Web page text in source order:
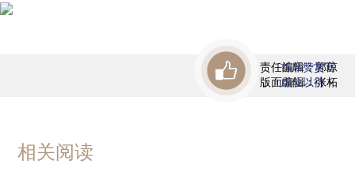
责任编辑：郭琼
版面编辑：张柘
首席赞赏官
虚位以待
相关阅读